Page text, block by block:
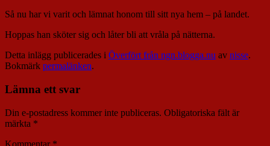
Så nu har vi varit och lämnat honom till sitt nya hem – på landet.
Hoppas han sköter sig och låter bli att vråla på nätterna.
Detta inlägg publicerades i Överfört från ngn.blogga.nu av nisse.
Bokmärk permalänken.
Lämna ett svar
Din e-postadress kommer inte publiceras. Obligatoriska fält är
märkta *
Kommentar *